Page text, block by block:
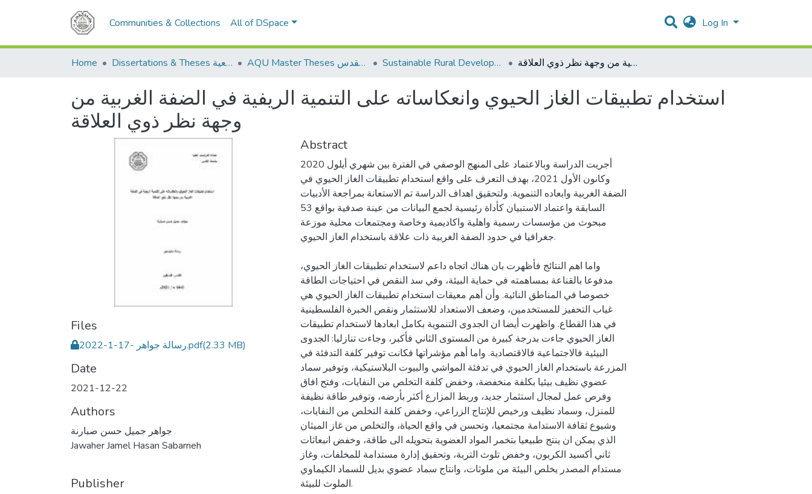
Communities & Collections All of DSpace Log In
Home Dissertations & Theses الرسائل الجامعية AQU Master Theses الرسائل الجامعية الخاصة بجامعة القدس Sustainable Rural Development التنمية الريفية المستدامة استخدام تطبيقات الغاز الحيوي وانعكاساته على التنمية الريفية في الضفة الغربية من وجهة نظر ذوي العلاقة
استخدام تطبيقات الغاز الحيوي وانعكاساته على التنمية الريفية في الضفة الغربية من
وجهة نظر ذوي العلاقة
Files
رسالة جواهر -17-1-2022.pdf(2.33 MB)
Date
2021-12-22
Authors
جواهر جميل حسن صبارنة
Jawaher Jamel Hasan Sabarneh
Publisher
Abstract
أجريت الدراسة وبالاعتماد على المنهج الوصفي في الفترة بين شهري أيلول 2020
وكانون الأول 2021، بهدف التعرف على واقع استخدام تطبيقات الغاز الحيوي في
الضفة الغربية وابعاده التنموية. ولتحقيق اهداف الدراسة تم الاستعانة بمراجعة الأدبيات
السابقة واعتماد الاستبيان كأداة رئيسية لجمع البيانات من عينة صدفية بواقع 53
مبحوث من مؤسسات رسمية واهلية واكاديمية وخاصة ومجتمعات محلية موزعة
جغرافيا في حدود الضفة الغربية ذات علاقة باستخدام الغاز الحيوي.
واما اهم النتائج فأظهرت بان هناك اتجاه داعم لاستخدام تطبيقات الغاز الحيوي،
مدفوعا بالقناعة بمساهمته في حماية البيئة، وفي سد النقص في احتياجات الطاقة
خصوصا في المناطق النائية. وأن أهم معيقات استخدام تطبيقات الغاز الحيوي هي
غياب التحفيز للمستخدمين، وضعف الاستعداد للاستثمار ونقص الخبرة الفلسطينية
في هذا القطاع. واظهرت أيضا ان الجدوى التنموية بكامل ابعادها لاستخدام تطبيقات
الغاز الحيوي جاءت بدرجة كبيرة من المستوى الثاني فأكبر، وجاءت تنازليا: الجدوى
البيئية فالاجتماعية فالاقتصادية. واما أهم مؤشراتها فكانت توفير كلفة التدفئة في
المزرعة باستخدام الغاز الحيوي في تدفئة المواشي والبيوت البلاستيكية، وتوفير سماد
عضوي نظيف بيئيا بكلفة منخفضة، وخفض كلفة التخلص من النفايات، وفتح افاق
وفرص عمل لمجال استثمار جديد، وربط المزارع أكثر بأرضه، وتوفير طاقة نظيفة
للمنزل، وسماد نظيف ورخيص للإنتاج الزراعي، وخفض كلفة التخلص من النفايات،
وشيوع ثقافة الاستدامة مجتمعيا، وتحسن في واقع الحياة، والتخلص من غاز الميثان
الذي يمكن ان ينتج طبيعيا بتخمر المواد العضوية بتحويله الى طاقة، وخفض انبعاثات
ثاني أكسيد الكربون، وخفض تلوث التربة، وتحقيق إدارة مستدامة للمخلفات، وغاز
مستدام المصدر يخلص البيئة من ملوثات، وانتاج سماد عضوي بديل للسماد الكيماوي
الملوث للبيئة.